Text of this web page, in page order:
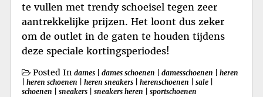
te vullen met trendy schoeisel tegen zeer
aantrekkelijke prijzen. Het loont dus zeker
om de outlet in de gaten te houden tijdens
deze speciale kortingsperiodes!
Posted In dames dames schoenen damesschoenen
heren
heren schoenen heren sneakers herenschoenen sale
schoenen
sneakers sneakers heren sportschoenen